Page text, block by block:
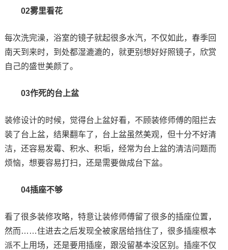
02雾里看花
每次洗完澡，浴室的镜子就起很多水汽，不仅如此，春季回
南天到来时，到处都湿漉漉的，就更别想好好照镜子，欣赏
自己的盛世美颜了。
03作死的台上盆
装修设计的时候，觉得台上盆好看，不顾装修师傅的阻拦去
装了台上盆，结果翻车了，台上盆虽然美观，但十分不好清
洁，还容易发霉、积水、积垢，经常为台上盆的清洁问题而
烦恼，想要容易打扫，还是需要做成台下盆。
04插座不够
看了很多装修攻略，特意让装修师傅留了很多的插座位置，
然而……住进去之后发现全被家居给挡住了，很多插座根本
派不上用场，还是要用插座，跟没留基本没区别。插座不仅